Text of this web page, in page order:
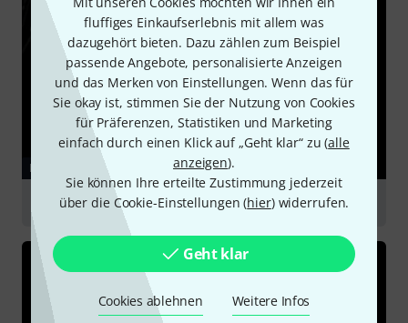
fluffiges Einkaufserlebnis mit allem was
dazugehört bieten. Dazu zählen zum Beispiel
passende Angebote, personalisierte Anzeigen
und das Merken von Einstellungen. Wenn das für
Sie okay ist, stimmen Sie der Nutzung von Cookies
für Präferenzen, Statistiken und Marketing
einfach durch einen Klick auf „Geht klar“ zu (alle
anzeigen).
Sie können Ihre erteilte Zustimmung jederzeit
über die Cookie-Einstellungen (hier) widerrufen.
Geht klar
Cookies ablehnen Weitere Infos
RATGEBER
Mikrofonzubehör